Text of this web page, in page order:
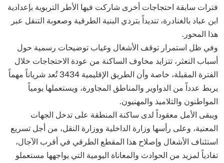
فترات سابقة احتجاجات أخرى شاركت فيها الأطر التربوية بإعدادية
ابن عباد بالغنادرة، تنديداً بتردي البنية الطرقية وصعوبة التنقل عبر
هذا المحور.
وفي ظل استمرار توقف الأشغال وغياب توضيحات رسمية حول
أسباب التعثر، تتزايد مخاوف الساكنة من عودة الاحتجاجات خلال
الفترة المقبلة، خاصة وأن الطريق الإقليمية 3434 تُعد شرياناً مهماً
يربط عدداً من الدواوير والمناطق المجاورة، ويستعملها يومياً
المواطنون والتلاميذ والمهنيون.
ويبقى الأمل معقوداً لدى ساكنة المنطقة على تدخل الجهات
المعنية، وعلى رأسها وزارة الداخلية ووزارة النقل، من أجل تسريع
استئناف الأشغال وإصلاح هذا المقطع الطرقي في أقرب الآجال،
تفادياً لمزيد من الحوادث والمعاناة اليومية التي يواجهها مستعملو